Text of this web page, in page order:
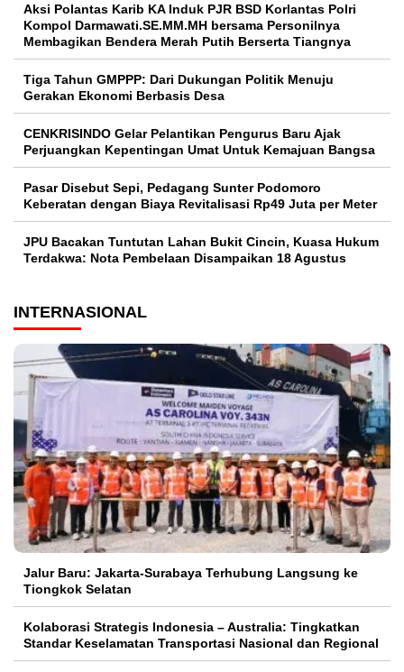
Aksi Polantas Karib KA Induk PJR BSD Korlantas Polri
Kompol Darmawati.SE.MM.MH bersama Personilnya
Membagikan Bendera Merah Putih Berserta Tiangnya
Tiga Tahun GMPPP: Dari Dukungan Politik Menuju
Gerakan Ekonomi Berbasis Desa
CENKRISINDO Gelar Pelantikan Pengurus Baru Ajak
Perjuangkan Kepentingan Umat Untuk Kemajuan Bangsa
Pasar Disebut Sepi, Pedagang Sunter Podomoro
Keberatan dengan Biaya Revitalisasi Rp49 Juta per Meter
JPU Bacakan Tuntutan Lahan Bukit Cincin, Kuasa Hukum
Terdakwa: Nota Pembelaan Disampaikan 18 Agustus
INTERNASIONAL
Jalur Baru: Jakarta-Surabaya Terhubung Langsung ke
Tiongkok Selatan
Kolaborasi Strategis Indonesia – Australia: Tingkatkan
Standar Keselamatan Transportasi Nasional dan Regional